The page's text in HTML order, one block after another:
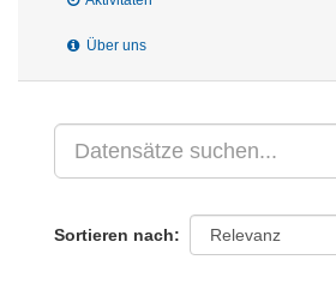
Über uns
Sortieren nach